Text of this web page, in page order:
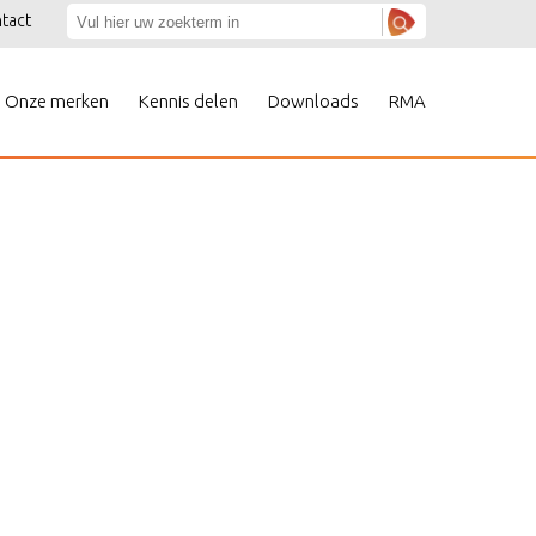
Onze merken Kennis delen Downloads RMA